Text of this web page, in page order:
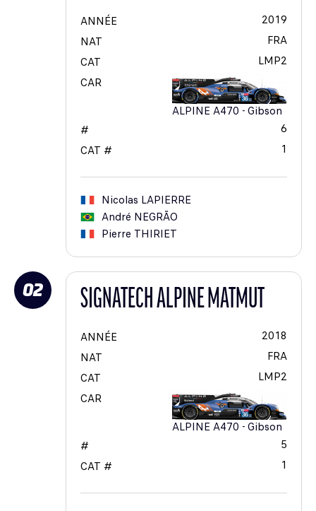
ANNÉE
2019
NAT
FRA
CAT
LMP2
CAR
ALPINE A470 - Gibson
#
6
CAT #
1
Nicolas LAPIERRE
André NEGRÃO
Pierre THIRIET
02 SIGNATECH ALPINE MATMUT
ANNÉE
2018
NAT
FRA
CAT
LMP2
CAR
ALPINE A470 - Gibson
#
5
CAT #
1